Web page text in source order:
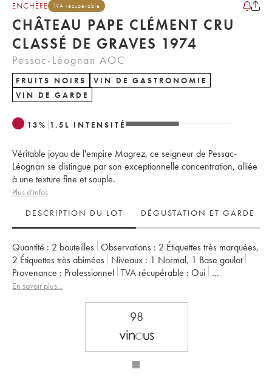
ENCHÈRE TVA récupérable
CHÂTEAU PAPE CLÉMENT CRU
CLASSÉ DE GRAVES 1974
Pessac-Léognan AOC
FRUITS NOIRS
VIN DE GASTRONOMIE
VIN DE GARDE
13% 1.5 L INTENSITÉ
Véritable joyau de l'empire Magrez, ce seigneur de Pessac-
Léognan se distingue par son exceptionnelle concentration, alliée
à une texture fine et souple.
Plus d'infos
DESCRIPTION DU LOT
DÉGUSTATION ET GARDE
Quantité : 2 bouteilles Observations : 2 Étiquettes très marquées,
2 Étiquettes très abimées
Niveaux : 1 Normal, 1 Base goulot
Provenance :
professionnel TVA récupérable :
oui
Région :
Bordeaux
Léo Montagne et Bernard Magrez
En savoir plus...
98